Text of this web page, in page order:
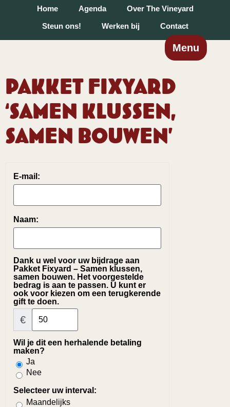
Home Agenda
Over The Vineyard
Steun ons!
Werken bij Contact
Menu
Pakket Fixyard
‘Samen klussen,
samen bouwen’
E-mail:
Naam:
Dank u wel voor uw bijdrage aan
Pakket Fixyard – Samen klussen,
samen bouwen. Het voorgestelde
bedrag is aan te passen. U kunt er
ook voor kiezen om een terugkerende
gift te doen.
€
Wil je dit een herhalende betaling
maken?
Ja
Nee
Selecteer uw interval:
Maandelijks